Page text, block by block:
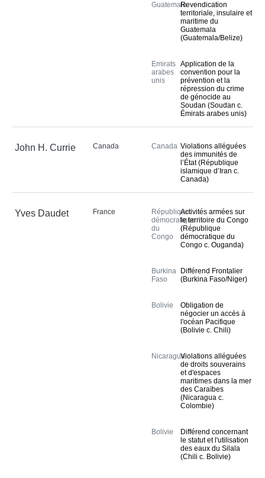
GuatemalaRevendication
territoriale, insulaire et
maritime du
Guatemala
(Guatemala/Belize)
Emirats
arabes
unis
Application de la
convention pour la
prévention et la
répression du crime
de génocide au
Soudan (Soudan c.
Émirats arabes unis)
John H. Currie Canada Canada Violations alléguées
des immunités de
l’État (République
islamique d’Iran c.
Canada)
Yves Daudet France
République
démocratique
du
Congo
Activités armées sur
le territoire du Congo
(République
démocratique du
Congo c. Ouganda)
Burkina
Faso
Différend Frontalier
(Burkina Faso/Niger)
Bolivie
Obligation de
négocier un accès à
l'océan Pacifique
(Bolivie c. Chili)
NicaraguaViolations alléguées
de droits souverains
et d'espaces
maritimes dans la mer
des Caraïbes
(Nicaragua c.
Colombie)
Bolivie
Différend concernant
le statut et l'utilisation
des eaux du Silala
(Chili c. Bolivie)